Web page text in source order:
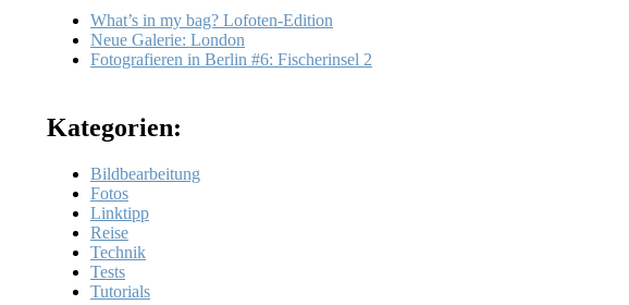
What’s in my bag? Lofoten-Edition
Neue Galerie: London
Fotografieren in Berlin #6: Fischerinsel 2
Kategorien:
Bildbearbeitung
Fotos
Linktipp
Reise
Technik
Tests
Tutorials